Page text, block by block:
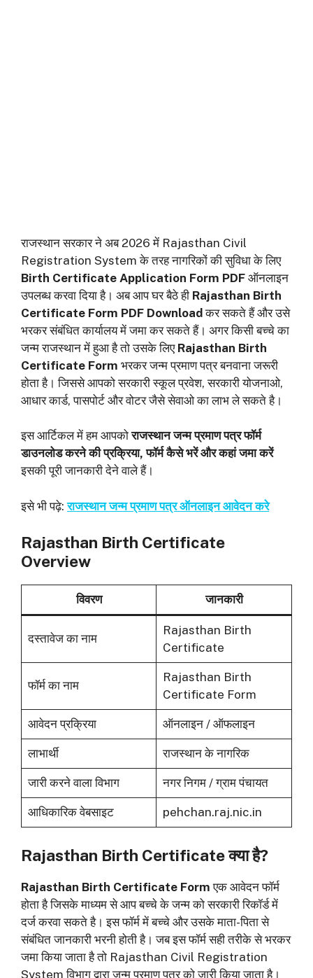
राजस्थान सरकार ने अब 2026 में Rajasthan Civil
Registration System के तरह नागरिकों की सुविधा के लिए
Birth Certificate Application Form PDF ऑनलाइन
उपलब्ध करवा दिया है। अब आप घर बैठे ही Rajasthan Birth
Certificate Form PDF Downloadकर सकते हैं और उसे
भरकर संबंधित कार्यालय में जमा कर सकते हैं। अगर किसी बच्चे का
जन्म राजस्थान में हुआ है तो उसके लिए Rajasthan Birth
Certificate Form भरकर जन्म प्रमाण पत्र बनवाना जरूरी
होता है। जिससे आपको सरकारी स्कूल प्रवेश, सरकारी योजनाओ,
आधार कार्ड, पासपोर्ट और वोटर जैसे सेवाओ का लाभ ले सकते है।
इस आर्टिकल में हम आपकोराजस्थान जन्म प्रमाण पत्र फॉर्म
डाउनलोड करने की प्रक्रिया, फॉर्म कैसे भरें और कहां जमा करें
इसकी पूरी जानकारी देने वाले हैं।
इसे भी पढ़े:राजस्थान जन्म प्रमाण पत्र ऑनलाइन आवेदन करे
Rajasthan Birth Certificate
Overview
विवरण जानकारी
दस्तावेज का नाम
Rajasthan Birth
Certificate
फॉर्म का नाम
Rajasthan Birth
Certificate Form
आवेदन प्रक्रिया ऑनलाइन / ऑफलाइन
लाभार्थी राजस्थान के नागरिक
जारी करने वाला विभाग नगर निगम / ग्राम पंचायत
आधिकारिक वेबसाइट pehchan.raj.nic.in
Rajasthan Birth Certificate क्या है?
Rajasthan Birth Certificate Form एक आवेदन फॉर्म
होता है जिसके माध्यम से आप बच्चे के जन्म को सरकारी रिकॉर्ड में
दर्ज करवा सकते है। इस फॉर्म में बच्चे और उसके माता-पिता से
संबंधित जानकारी भरनी होती है। जब इस फॉर्म सही तरीके से भरकर
जमा किया जाता है तो Rajasthan Civil Registration
System विभाग द्वारा जन्म प्रमाण पत्र को जारी किया जाता है।